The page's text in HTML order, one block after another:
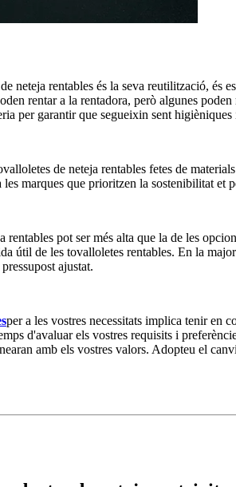
neteja rentables és la seva reutilització,
rentar a la rentadora, però algunes
per garantir que segueixin sent higièniques
de neteja rentables fetes de
marques que prioritzen la sostenibilitat et
pot ser més alta que la de les
útil de les tovalloletes rentables. En la
ajustat.
per a les vostres necessitats implica tenir en
d'avaluar els vostres requisits i
amb els vostres valors. Adopteu el